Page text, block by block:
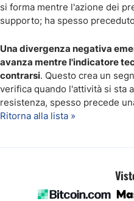
si forma mentre l'azione dei
supporto; ha spesso
Una divergenza negativa
avanza mentre l'indicatore
contrarsi. Questo crea un
verifica quando l'attività si sta
resistenza, spesso precede
Ritorna alla lista »